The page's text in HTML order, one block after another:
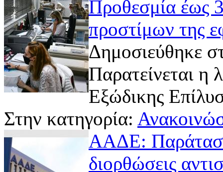
Προθεσμία έως
προστίμων της
Δημοσιεύθηκε
Παρατείνεται η
Εξώδικης
Στην κατηγορία:
ΑΑΔΕ: Παράταση
διορθώσεις